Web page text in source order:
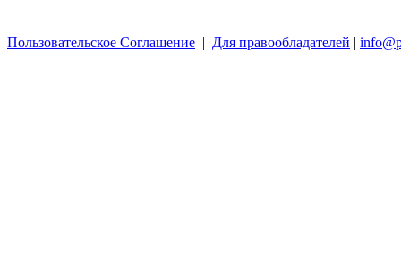
Пользовательское Соглашение | Для правообладателей |